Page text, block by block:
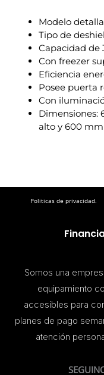
Modelo
Tipo de
Capacidad de
Con freezer
Eficiencia
Posee puerta
Con
Dimensiones:
alto y 600
Politicas de privacidad.
Somos una
equipamiento
accesibles para
planes de pago
atención